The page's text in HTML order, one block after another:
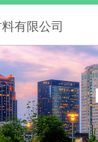
有限公司